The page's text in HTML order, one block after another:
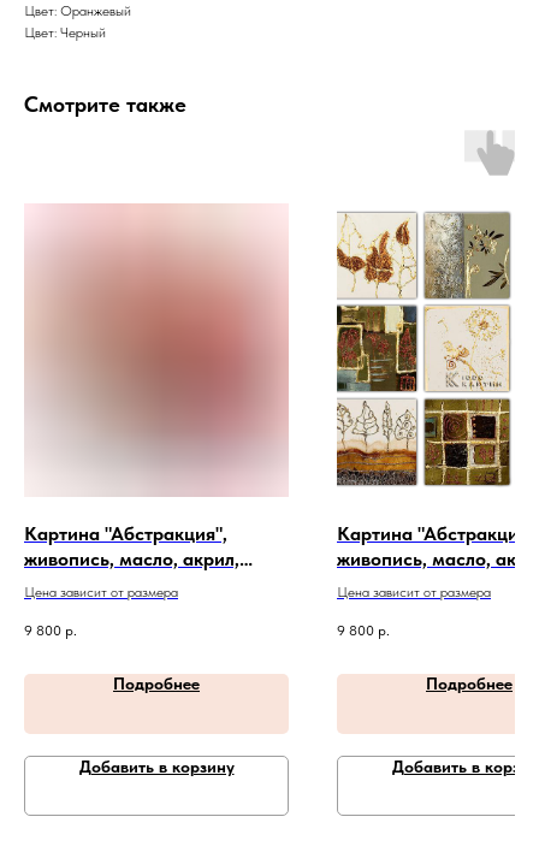
Цвет: Оранжевый
Цвет: Черный
Смотрите также
Картина "Абстракция",
живопись, масло, акрил,
холст. Артикул 20-1-24
Цена зависит от размера
9 800 р.
Подробнее
Добавить в корзину
Картина "Абстракция",
живопись, масло,
холст. Артикул 20-4-
Цена зависит от размера
9 800 р.
Подробнее
Добавить в